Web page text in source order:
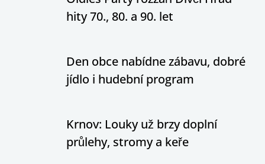
hity 70., 80. a 90. let
Den obce nabídne zábavu, dobré
jídlo i hudební program
Krnov: Louky už brzy doplní
průlehy, stromy a keře